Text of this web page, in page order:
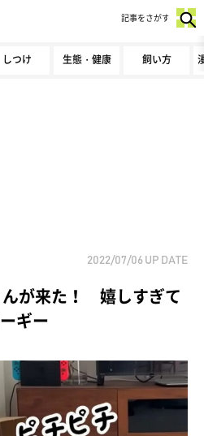
しつけ 生態・健康 飼い方
記事をさがす
2022/07/06 UP DATE
が来た！ 嬉しすぎて
ギー